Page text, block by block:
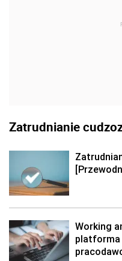
Zatrudnianie
Working
platforma